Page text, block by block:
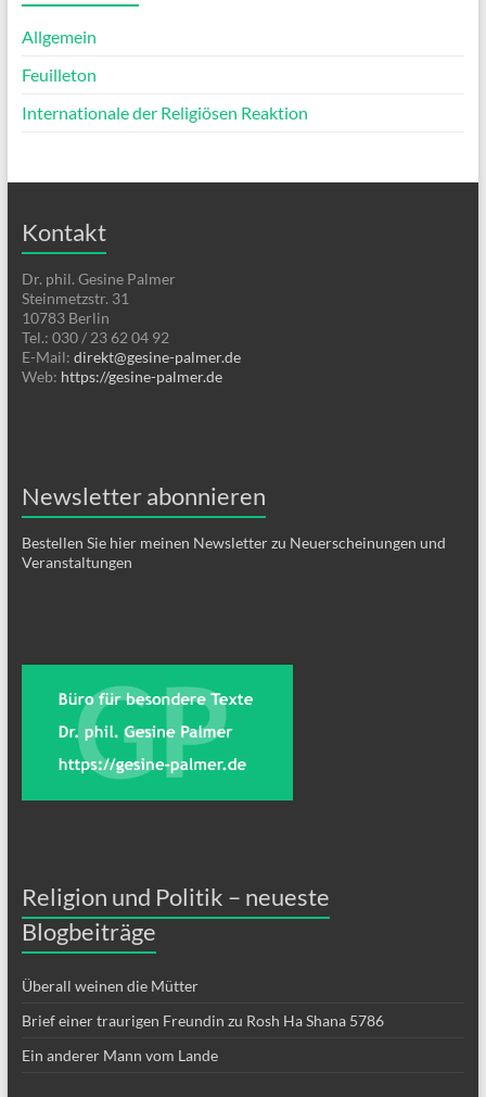
Allgemein
Feuilleton
Internationale der Religiösen Reaktion
Kontakt
Dr. phil. Gesine Palmer
Steinmetzstr. 31
10783 Berlin
Tel.: 030 / 23 62 04 92
E-Mail: direkt@gesine-palmer.de
Web: https://gesine-palmer.de
Newsletter abonnieren
Bestellen Sie hier meinen Newsletter zu Neuerscheinungen und
Veranstaltungen
Religion und Politik – neueste
Blogbeiträge
Überall weinen die Mütter
Brief einer traurigen Freundin zu Rosh Ha Shana 5786
Ein anderer Mann vom Lande